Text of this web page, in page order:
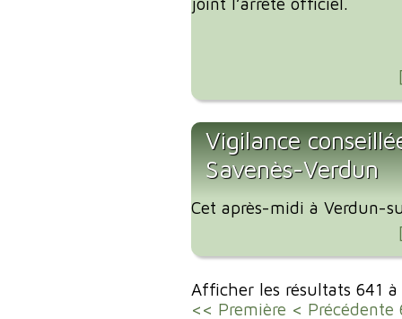
Vigilance
Savenès-Verdun
Cet après-midi à Verdun-
Afficher les résultats 641
<< Première < Précédente